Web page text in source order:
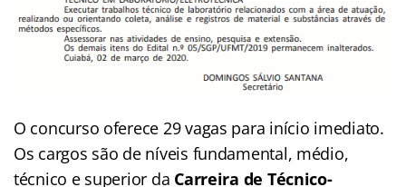
O concurso oferece 29 vagas para início imediato.
Os cargos são de níveis fundamental, médio,
técnico e superior da Carreira de Técnico-